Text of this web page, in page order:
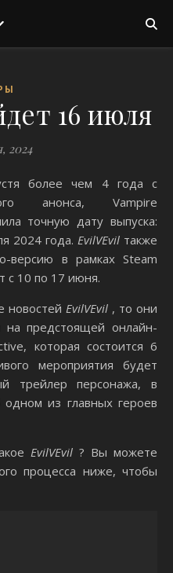
16 июля
2024
анонса, Vampire
точную дату выпуска:
2024 года. EvilVEvil также
версию в рамках Steam
с 10 по 17 июня.
новостей EvilVEvil , то они
на предстоящей онлайн-
которая состоится 6
мероприятия будет
трейлер персонажа, в
одном из главных героев
EvilVEvil? Вы можете
процесса ниже, чтобы